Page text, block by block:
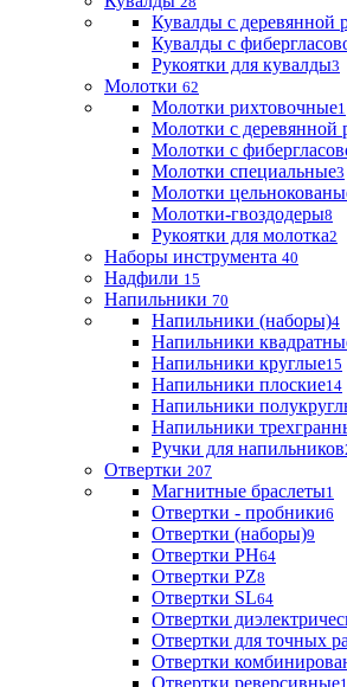
Кувалды с деревянной
Кувалды с
Рукоятки для кувалды3
Молотки 62
Молотки рихтовочные1
Молотки с деревянной
Молотки с
Молотки специальные3
Молотки
Молотки-гвоздодеры8
Рукоятки для молотка2
Наборы инструмента 40
Надфили 15
Напильники 70
Напильники (наборы)4
Напильники
Напильники круглые15
Напильники плоские14
Напильники
Напильники
Ручки для напильников
Отвертки 207
Магнитные браслеты1
Отвертки - пробники6
Отвертки (наборы)9
Отвертки PH64
Отвертки PZ8
Отвертки SL64
Отвертки
Отвертки для точных
Отвертки
Отвертки реверсивные